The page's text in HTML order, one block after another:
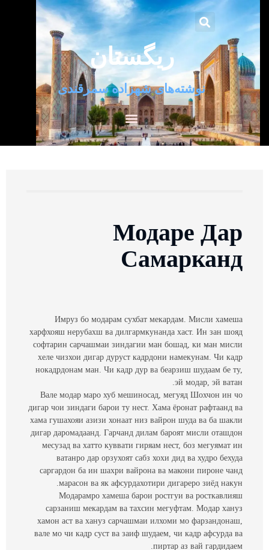
ریگستان
نوشته‌های شهزاده سمرقندی
Модаре Дар
Самарканд
Имруз бо модарам сухбат мекардам. Мисли хамеша
харфхояш нерубахш ва дилгармкунанда хаст. Ин зан шояд
софтарин сарчашмаи зиндагии ман бошад, ки ман мисли
хеле чизхои дигар дуруст кадрдони намекунам. Чи кадр
нокадрдонам ман. Чи кадр дур ва беарзиш шудаам бе ту,
эй модар, эй ватан.
Вале модар маро хуб мешиносад, мегуяд Шохчон ин чо
дигар чои зиндаги барои ту нест. Хама ёронат рафтаанд ва
хама гушахояи азизи хонаат низ вайрон шуда ва ба шакли
дигар даромадаанд. Гарчанд дилам бароят мисли оташдон
месузад ва хатто куввати гиряам нест, боз мегуямат ин
ватанро дар орзухоят сабз хохи дид ва худро бехуда
саргардон ба ин шахри вайрона ва макони пироне чанд
марасон ва як афсурдахотири дигареро зиёд накун.
Модарамро хамеша барои ростгуи ва росткавлияш
сарзаниш мекардам ва тахсин мегуфтам. Модар хануз
хамон аст ва хануз сарчашмаи илхоми мо фарзандонаш,
вале мо чи кадр суст ва заиф шудаем, чи кадр афсурда ва
пиртар аз вай гардидаем.